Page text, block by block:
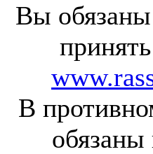
Вы обязаны
принять
В
обязаны